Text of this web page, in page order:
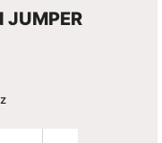
JUMPER